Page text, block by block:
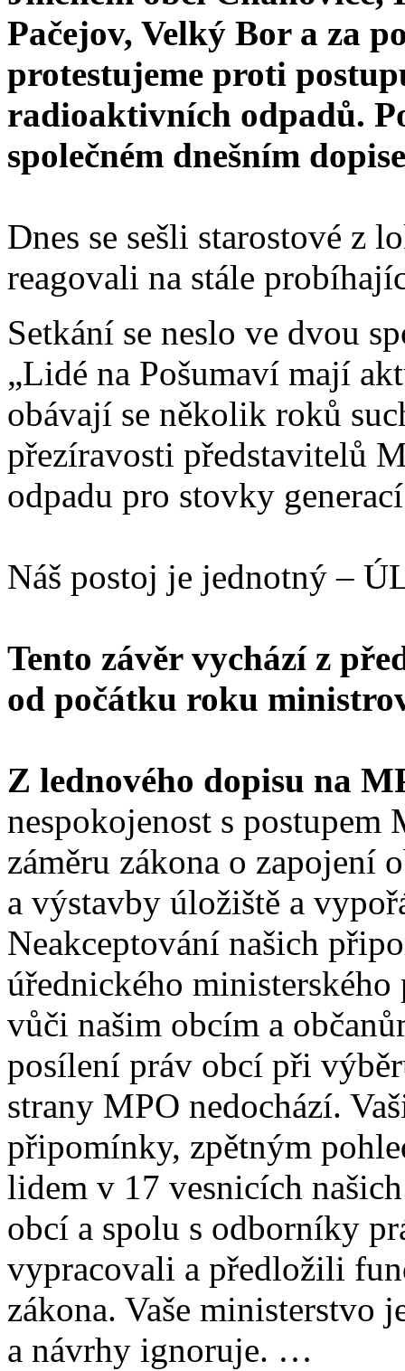
Pačejov, Velký Bor a za
protestujeme proti
radioaktivních odpadů.
společném dnešním
Dnes se sešli starostové z
reagovali na stále
Setkání se neslo ve dvou
„Lidé na Pošumaví mají
obávají se několik roků
přezíravosti představitelů
odpadu pro stovky
Náš postoj je jednotný –
Tento závěr vychází z
od počátku roku
Z lednového dopisu na
nespokojenost s
záměru zákona o zapojení
a výstavby úložiště a
Neakceptování našich
úřednického ministerského
vůči našim obcím a
posílení práv obcí při
strany MPO nedochází.
připomínky, zpětným
lidem v 17 vesnicích
obcí a spolu s odborníky
vypracovali a předložili
zákona. Vaše ministerstvo
a návrhy ignoruje. …